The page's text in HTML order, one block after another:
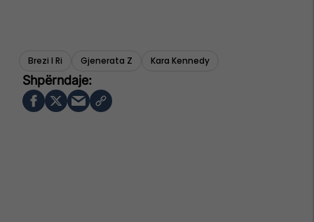
Brezi I Ri Gjenerata Z Kara Kennedy